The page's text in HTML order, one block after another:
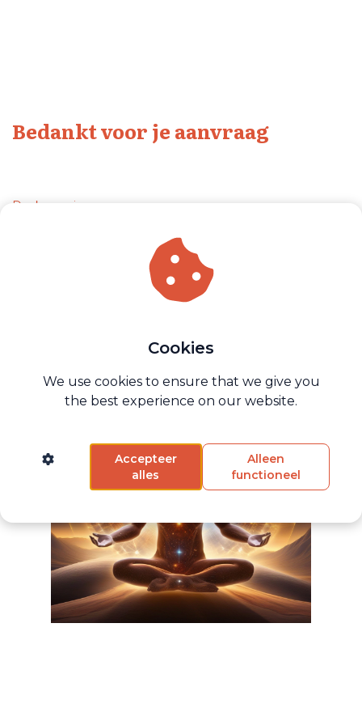
Bedankt voor je aanvraag
Dank voor je aanvraag.
In je mailbox vind je de benodigde info.
Voor nu een fijne dag en wellicht tot snel!
Cookies
We use cookies to ensure that we give you
the best experience on our website.
Alleen
functioneel
Accepteer
alles